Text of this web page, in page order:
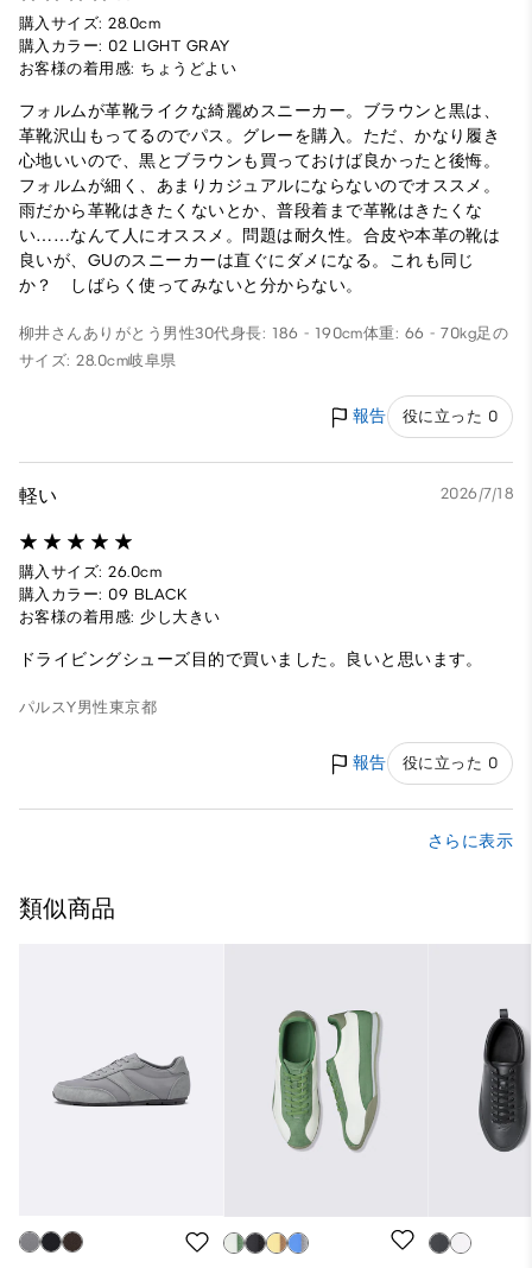
購入サイズ: 28.0cm
購入カラー: 02 LIGHT GRAY
お客様の着用感: ちょうどよい
フォルムが革靴ライクな綺麗めスニーカー。ブラウンと黒は、
革靴沢山もってるのでパス。グレーを購入。ただ、かなり履き
心地いいので、黒とブラウンも買っておけば良かったと後悔。
フォルムが細く、あまりカジュアルにならないのでオススメ。
雨だから革靴はきたくないとか、普段着まで革靴はきたくな
い……なんて人にオススメ。問題は耐久性。合皮や本革の靴は
良いが、GUのスニーカーは直ぐにダメになる。これも同じ
か？ しばらく使ってみないと分からない。
柳井さんありがとう 男性30代身長: 186 - 190cm体重: 66 - 70kg足の
サイズ: 28.0cm岐阜県
報告 役に立った 0
軽い 2026/7/18
購入サイズ: 26.0cm
購入カラー: 09 BLACK
お客様の着用感: 少し大きい
ドライビングシューズ目的で買いました。良いと思います。
パルスY男性東京都
報告 役に立った 0
さらに表示
類似商品